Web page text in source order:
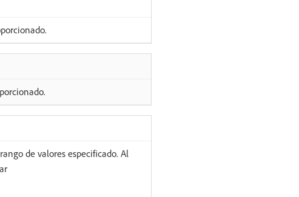
de valores especificado. Al